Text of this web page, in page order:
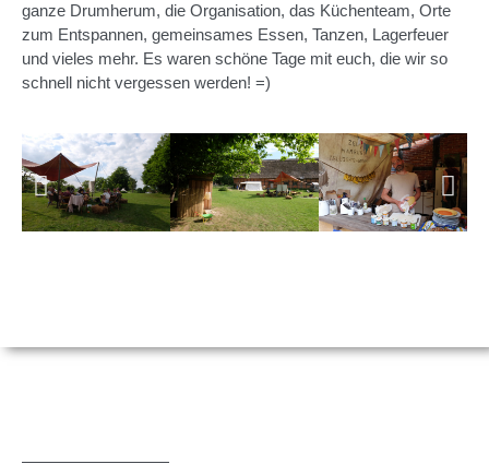
ganze Drumherum, die Organisation, das Küchenteam, Orte
zum Entspannen, gemeinsames Essen, Tanzen, Lagerfeuer
und vieles mehr. Es waren schöne Tage mit euch, die wir so
schnell nicht vergessen werden! =)